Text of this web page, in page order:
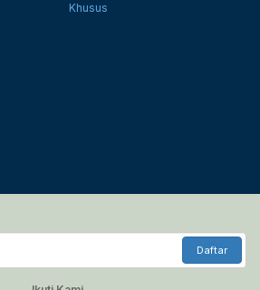
Khusus
Daftar